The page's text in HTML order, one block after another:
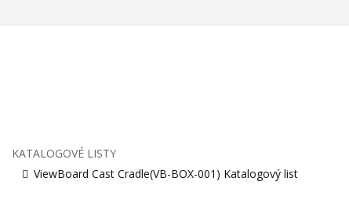
KATALOGOVÉ LISTY
ViewBoard Cast Cradle(VB-BOX-001) Katalogový list